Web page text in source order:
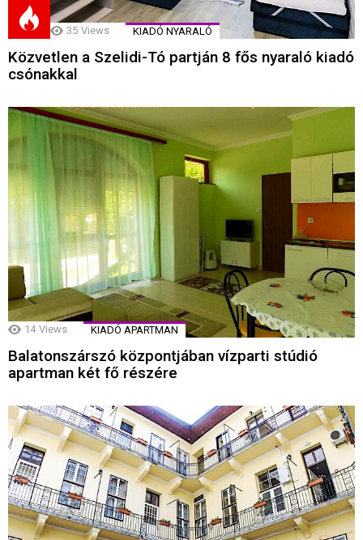
35 Views KIADÓ NYARALÓ
Közvetlen a Szelidi-Tó partján 8 fős nyaraló kiadó
csónakkal
14 Views KIADÓ APARTMAN
Balatonszárszó központjában vízparti stúdió
apartman két fő részére